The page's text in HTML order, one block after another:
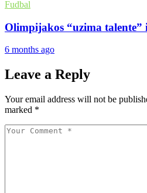
Fudbal
Olimpijakos “uzima
6 months ago
Leave a Reply
Your email address will not be
marked *